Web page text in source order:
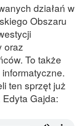
działań w
Obszaru
oraz
To także
ten sprzęt już
Gajda: